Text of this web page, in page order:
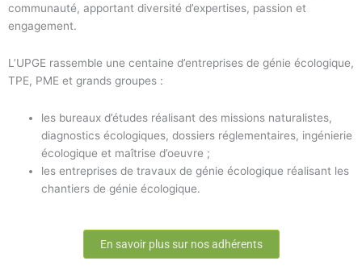
communauté, apportant diversité d’expertises, passion et
engagement.
L’UPGE rassemble une centaine d’entreprises de génie écologique,
TPE, PME et grands groupes :
les bureaux d’études réalisant des missions naturalistes,
diagnostics écologiques, dossiers réglementaires, ingénierie
écologique et maîtrise d’oeuvre ;
les entreprises de travaux de génie écologique réalisant les
chantiers de génie écologique.
En savoir plus sur nos adhérents